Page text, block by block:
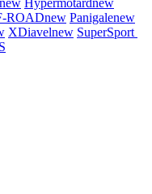
new Hypermotardnew
ROADnew Panigalenew
XDiavelnew SuperSport